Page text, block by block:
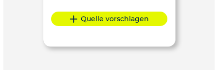
Quelle vorschlagen